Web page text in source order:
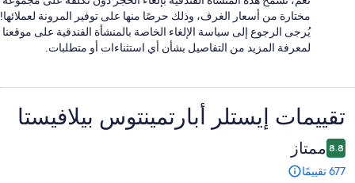
مختارة من أسعار الغرف، وذلك حرصًا منها على توفير المرونة لعملائها!
يُرجى الرجوع إلى سياسة الإلغاء الخاصة بالمنشأة الفندقية على موقعنا
لمعرفة المزيد من التفاصيل بشأن أي استثناءات أو متطلبات.
التقييمات
تقييمات ⁦إيستلر أبارتمينتوس بيلافيستا⁩
8.8 ممتاز
677 تقييمًا